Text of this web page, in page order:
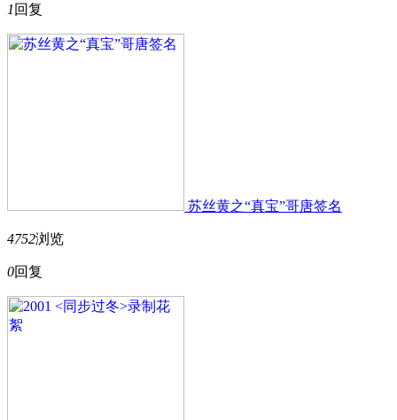
1 回复
苏丝黄之“真宝”哥唐签名
4752浏览
0回复